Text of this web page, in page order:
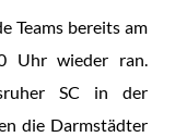
Teams bereits am
Uhr wieder ran.
SC in der
die Darmstädter